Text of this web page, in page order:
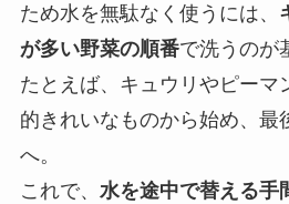
ため水を無駄なく使うには、
が多い野菜の順番で洗うのが
たとえば、キュウリやピーマ
的きれいなものから始め、最
へ。
これで、 水を途中で替える手